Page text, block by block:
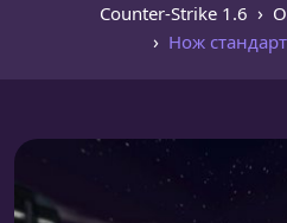
Counter-Strike 1.6
Нож